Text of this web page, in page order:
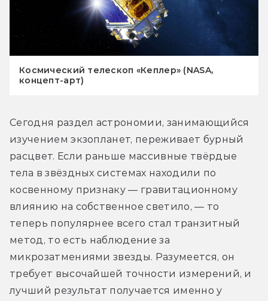
Космический телескоп «Кеплер» (NASA,
концепт-арт)
Сегодня раздел астрономии, занимающийся
изучением экзопланет, переживает бурный
расцвет. Если раньше массивные твёрдые
тела в звёздных системах находили по
косвенному признаку — гравитационному
влиянию на собственное светило, — то
теперь популярнее всего стал транзитный
метод, то есть наблюдение за
микрозатмениями звезды. Разумеется, он
требует высочайшей точности измерений, и
лучший результат получается именно у